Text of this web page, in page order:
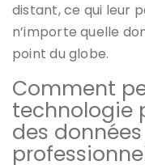
distant, ce qui leur
n’importe quelle
point du globe.
Comment
technologie
des